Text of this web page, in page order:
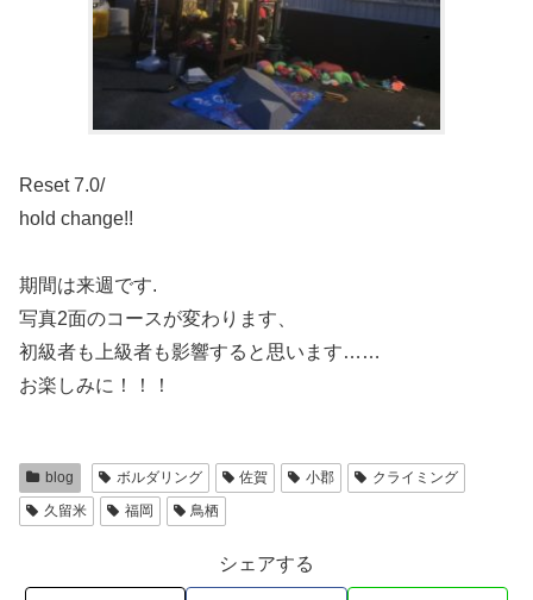
Reset 7.0/
hold change!!
期間は来週です.
写真2面のコースが変わります、
初級者も上級者も影響すると思います……
お楽しみに！！！
blog ボルダリング 佐賀 小郡
クライミング
久留米
福岡 鳥栖
シェアする